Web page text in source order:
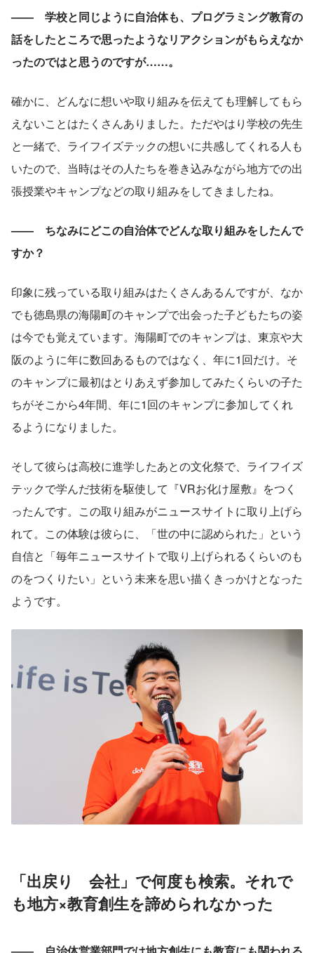
——　学校と同じように自治体も、プログラミング教育の
話をしたところで思ったようなリアクションがもらえなか
ったのではと思うのですが……。
確かに、どんなに想いや取り組みを伝えても理解してもら
えないことはたくさんありました。ただやはり学校の先生
と一緒で、ライフイズテックの想いに共感してくれる人も
いたので、当時はその人たちを巻き込みながら地方での出
張授業やキャンプなどの取り組みをしてきましたね。
——　ちなみにどこの自治体でどんな取り組みをしたんで
すか？
印象に残っている取り組みはたくさんあるんですが、なか
でも徳島県の海陽町のキャンプで出会った子どもたちの姿
は今でも覚えています。海陽町でのキャンプは、東京や大
阪のように年に数回あるものではなく、年に1回だけ。そ
のキャンプに最初はとりあえず参加してみたくらいの子た
ちがそこから4年間、年に1回のキャンプに参加してくれ
るようになりました。
そして彼らは高校に進学したあとの文化祭で、ライフイズ
テックで学んだ技術を駆使して『VRお化け屋敷』をつく
ったんです。この取り組みがニュースサイトに取り上げら
れて。この体験は彼らに、「世の中に認められた」という
自信と「毎年ニュースサイトで取り上げられるくらいのも
のをつくりたい」という未来を思い描くきっかけとなった
ようです。
「出戻り　会社」で何度も検索。それで
も地方×教育創生を諦められなかった